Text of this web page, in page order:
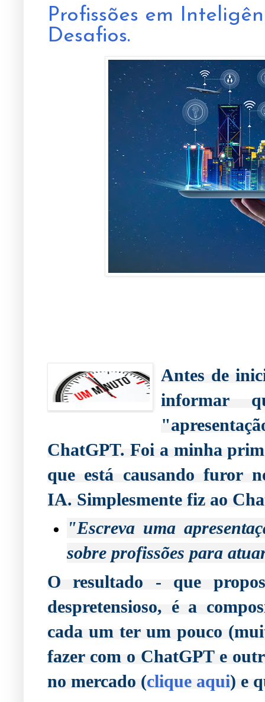
Profissões em
Desafios.
Antes de
informar
ChatGPT. Foi a minha
que está causando furor
IA. Simplesmente fiz ao
"Escreva uma
sobre profissões para
despretensioso, é a
cada um ter um pouco
fazer com o ChatGPT e
no mercado (clique aqui) e